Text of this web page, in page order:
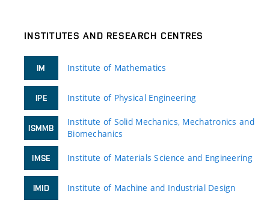
INSTITUTES AND RESEARCH CENTRES
IM Institute of Mathematics
IPE Institute of Physical Engineering
ISMMB
Institute of Solid Mechanics, Mechatronics and
Biomechanics
IMSE Institute of Materials Science and Engineering
IMID Institute of Machine and Industrial Design